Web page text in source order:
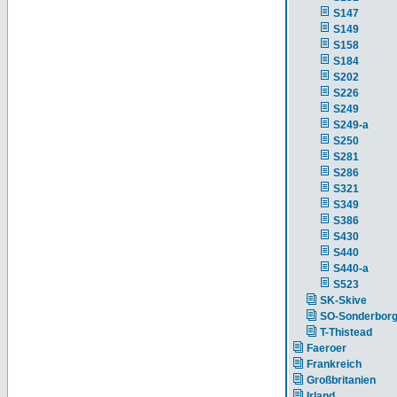
S147
S149
S158
S184
S202
S226
S249
S249-a
S250
S281
S286
S321
S349
S386
S430
S440
S440-a
S523
SK-Skive
SO-Sonderborg
T-Thistead
Faeroer
Frankreich
Großbritanien